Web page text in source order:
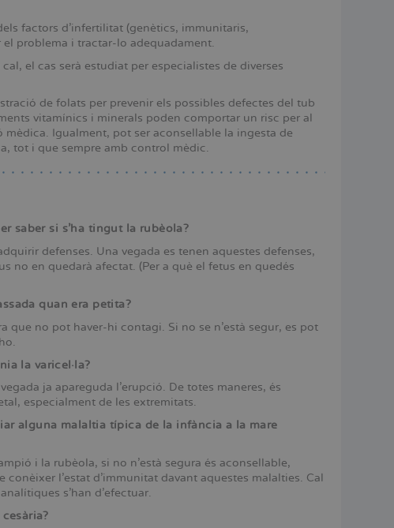
factors d’infertilitat (genètics, immunitaris,
problema i tractar-lo adequadament.
el cas serà estudiat per especialistes de diverses
de folats per prevenir els possibles defectes del tub
vitamínics i minerals poden comportar un risc per al
Igualment, pot ser aconsellable la ingesta de
tot i que sempre amb control mèdic.
saber si s’ha tingut la rubèola?
defenses. Una vegada es tenen aquestes defenses,
no en quedarà afectat. (Per a què el fetus en quedés
quan era petita?
que no pot haver-hi contagi. Si no se n’està segur, es pot
la varicel·la?
ja apareguda l’erupció. De totes maneres, és
especialment de les extremitats.
alguna malaltia típica de la infància a la mare
i la rubèola, si no n’està segura és aconsellable,
l’estat d’immunitat davant aquestes malalties. Cal
s’han d’efectuar.